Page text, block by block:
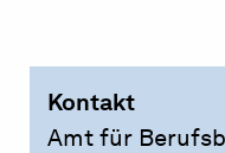
Kontakt
Amt für